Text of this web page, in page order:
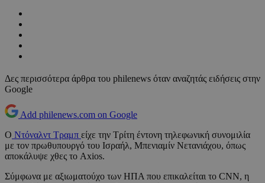
Δες περισσότερα άρθρα του philenews όταν αναζητάς ειδήσεις στην
Google
Add philenews.com on Google
Ο Ντόναλντ Τραμπ είχε την Τρίτη έντονη τηλεφωνική συνομιλία
με τον πρωθυπουργό του Ισραήλ, Μπενιαμίν Νετανιάχου, όπως
αποκάλυψε χθες το Axios.
Σύμφωνα με αξιωματούχο των ΗΠΑ που επικαλείται το CNN, η